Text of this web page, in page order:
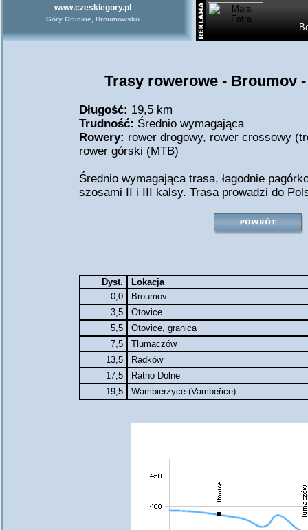
www.czeskiegory.pl
Góry Orlickie, Broumowsko
Trasy rowerowe - Broumov
Długość: 19,5 km
Trudność: Średnio wymagająca
Rowery: rower drogowy, rower crossowy
rower górski (MTB)
Średnio wymagająca trasa, łagodnie
szosami II i III kalsy. Trasa prowadzi do
Dyst.
Lokacja
0,0
Broumov
3,5
Otovice
5,5
Otovice, granica
7,5
Tlumaczów
13,5
Radków
17,5
Ratno Dolne
19,5
Wambierzyce (Vambeřice)